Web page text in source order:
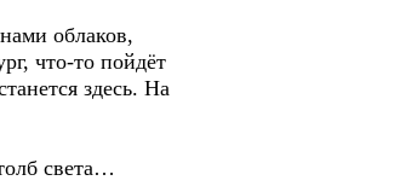
облаков,
что-то пойдёт
здесь. На
света…